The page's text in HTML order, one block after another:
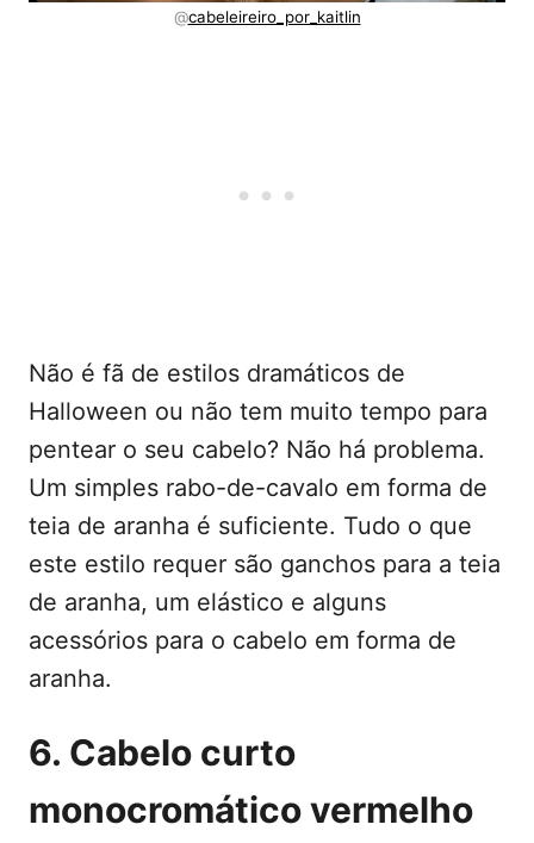
@cabeleireiro_por_kaitlin
Não é fã de estilos dramáticos de
Halloween ou não tem muito tempo para
pentear o seu cabelo? Não há problema.
Um simples rabo-de-cavalo em forma de
teia de aranha é suficiente. Tudo o que
este estilo requer são ganchos para a teia
de aranha, um elástico e alguns
acessórios para o cabelo em forma de
aranha.
6. Cabelo curto
monocromático vermelho